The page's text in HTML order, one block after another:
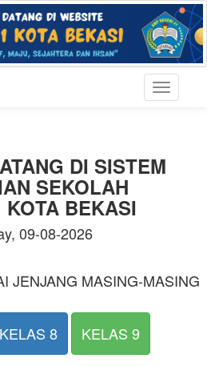
Toggle
DI SISTEM
SEKOLAH
KOTA BEKASI
09-08-2026
JENJANG MASING-MASING
KELAS 8 KELAS 9